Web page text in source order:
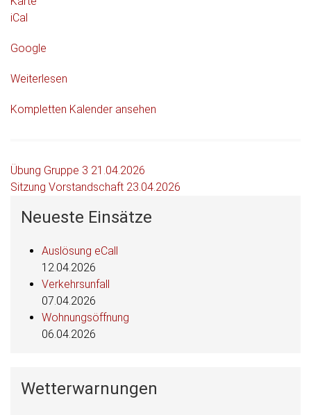
iCal
Google
Weiterlesen
Kompletten Kalender ansehen
Beitragsnavigation
Übung Gruppe 3 21.04.2026
Sitzung Vorstandschaft 23.04.2026
Neueste Einsätze
Auslösung eCall
12.04.2026
Verkehrsunfall
07.04.2026
Wohnungsöffnung
06.04.2026
Wetterwarnungen